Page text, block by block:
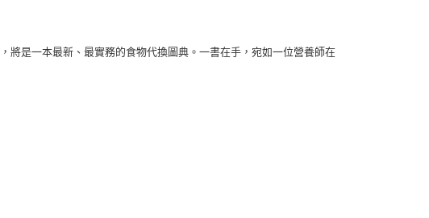
將是一本最新、最實務的食物代換圖典。一書在手，宛如一位營養師在